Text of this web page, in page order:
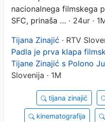
nacionalnega filmskega
SFC, prinaša … · 24ur ·
Tijana Zinajić · RTV
Padla je prva klapa
Tijane Zinajić s Polono
Slovenija · 1M
tijana zinajić
kinematografija